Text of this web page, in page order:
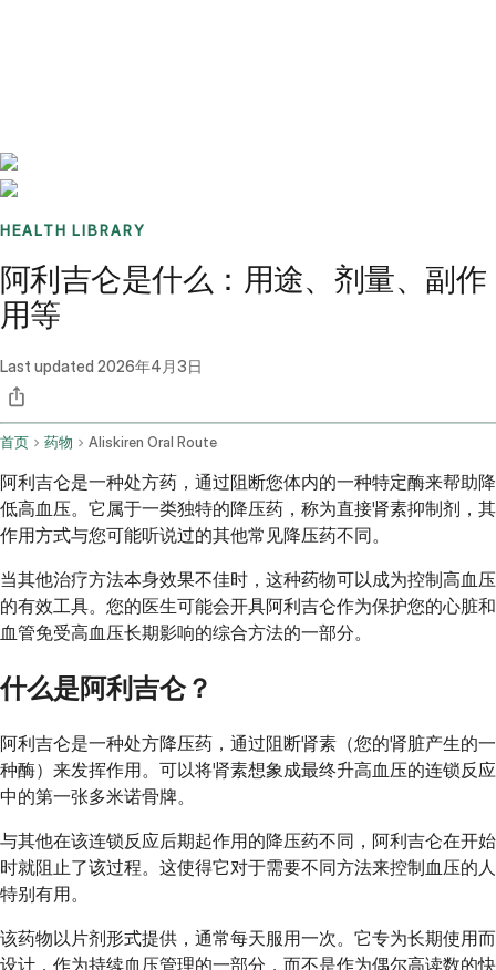
HEALTH LIBRARY
阿利吉仑是什么：用途、剂量、副作
用等
Last updated 2026年4月3日
首页 药物 Aliskiren Oral Route
阿利吉仑是一种处方药，通过阻断您体内的一种特定酶来帮助降
低高血压。它属于一类独特的降压药，称为直接肾素抑制剂，其
作用方式与您可能听说过的其他常见降压药不同。
当其他治疗方法本身效果不佳时，这种药物可以成为控制高血压
的有效工具。您的医生可能会开具阿利吉仑作为保护您的心脏和
血管免受高血压长期影响的综合方法的一部分。
什么是阿利吉仑？
阿利吉仑是一种处方降压药，通过阻断肾素（您的肾脏产生的一
种酶）来发挥作用。可以将肾素想象成最终升高血压的连锁反应
中的第一张多米诺骨牌。
与其他在该连锁反应后期起作用的降压药不同，阿利吉仑在开始
时就阻止了该过程。这使得它对于需要不同方法来控制血压的人
特别有用。
该药物以片剂形式提供，通常每天服用一次。它专为长期使用而
设计，作为持续血压管理的一部分，而不是作为偶尔高读数的快